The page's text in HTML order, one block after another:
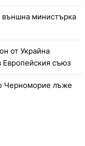
външна министърка
от Украйна
Европейския съюз
Черноморие лъже